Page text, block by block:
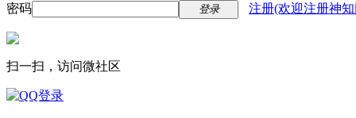
密码
登录 注册(欢迎注册神
扫一扫，访问微社区